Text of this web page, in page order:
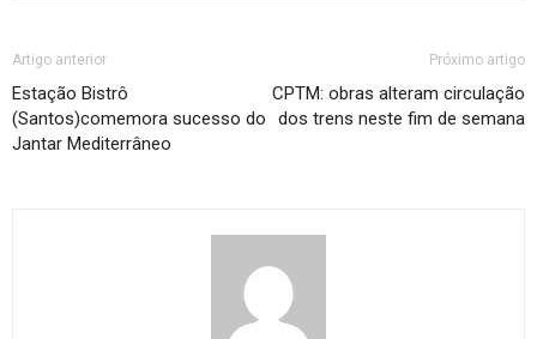
Artigo anterior
Estação Bistrô
(Santos)comemora sucesso do
Jantar Mediterrâneo
Próximo artigo
CPTM: obras alteram circulação
dos trens neste fim de semana